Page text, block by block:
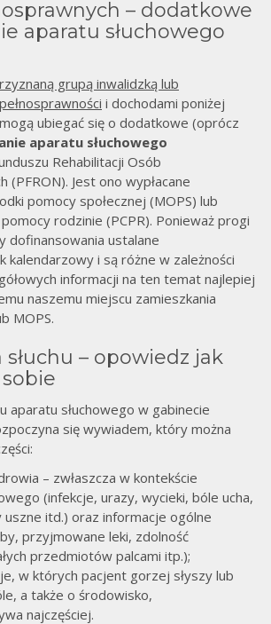
– dodatkowe
aparatu słuchowego
grupą inwalidzką lub
i dochodami poniżej
ubiegać się o dodatkowe (oprócz
aparatu słuchowego
Rehabilitacji Osób
(PFRON). Jest ono wypłacane
pomocy społecznej (MOPS) lub
rodzinie (PCPR). Ponieważ progi
dofinansowania ustalane
kalendarzowy i są różne w zależności
informacji na ten temat najlepiej
naszemu miejscu zamieszkania
MOPS.
– opowiedz jak
aparatu słuchowego w gabinecie
się wywiadem, który można
– zwłaszcza w kontekście
(infekcje, urazy, wycieki, bóle ucha,
itd.) oraz informacje ogólne
przyjmowane leki, zdolność
przedmiotów palcami itp.);
w których pacjent gorzej słyszy lub
a także o środowisko,
najczęściej.